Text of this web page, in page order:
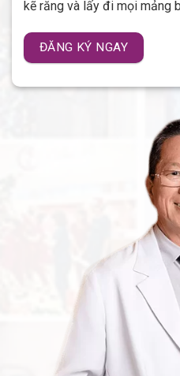
kẽ răng và lấy đi mọi mảng
ĐĂNG KÝ NGAY